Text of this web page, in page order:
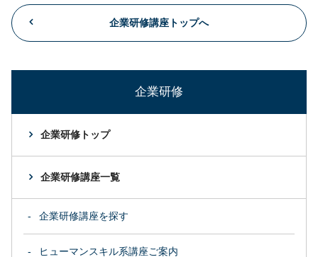
企業研修講座トップへ
企業研修
企業研修トップ
企業研修講座一覧
企業研修講座を探す
ヒューマンスキル系講座ご案内